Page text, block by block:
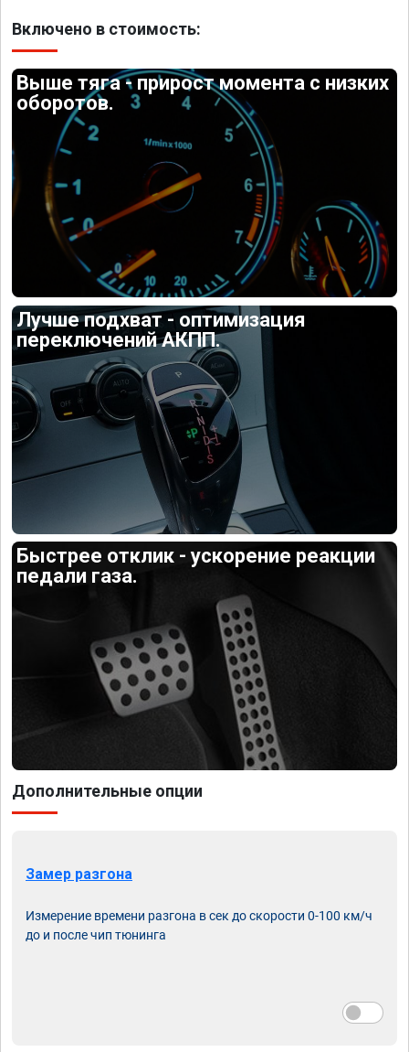
Включено в стоимость:
Выше тяга - прирост момента с низких
оборотов.
Лучше подхват - оптимизация
переключений АКПП.
Быстрее отклик - ускорение реакции
педали газа.
Дополнительные опции
Замер разгона
Измерение времени разгона в сек до скорости 0-100 км/ч
до и после чип тюнинга